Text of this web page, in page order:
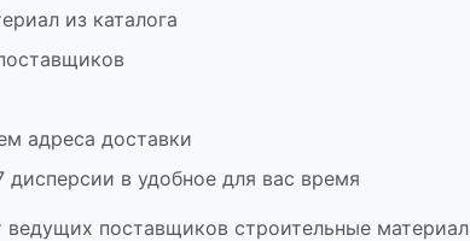
из каталога
адреса доставки
дисперсии в удобное для вас время
ведущих поставщиков строительные